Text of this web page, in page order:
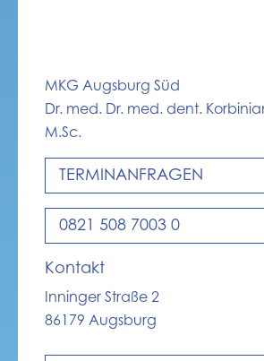
MKG Augsburg Süd
Dr. med. Dr. med. dent.
M.Sc.
TERMINANFRAGEN
0821 508 7003 0
Kontakt
Inninger Straße 2
86179 Augsburg